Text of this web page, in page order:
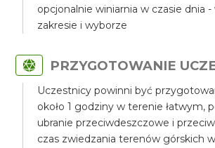
opcjonalnie winiarnia w czasie dnia -
zakresie i wyborze
PRZYGOTOWANIE
Uczestnicy powinni być
około 1 godziny w terenie łatwym,
ubranie przeciwdeszczowe i
czas zwiedzania terenów górskich